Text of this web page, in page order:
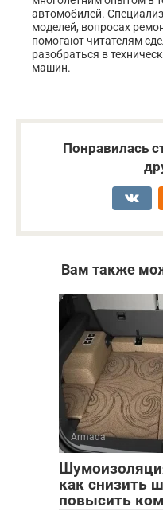
автомобилей.
моделей, вопросах
помогают читателям
разобраться в
машин.
Понравилась
Вам также
Armada
как снизить
повысить